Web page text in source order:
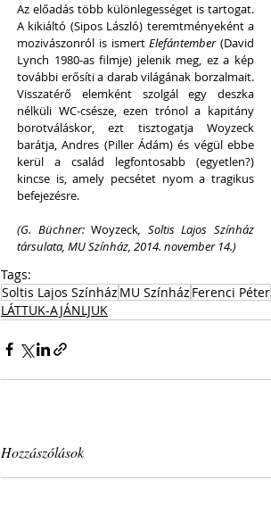
Az előadás több különlegességet is tartogat.
A kikiáltó (Sipos László) teremtményeként a
mozivászonról is ismert Elefántember (David
Lynch 1980-as filmje) jelenik meg, ez a kép
további erősíti a darab világának borzalmait.
Visszatérő elemként szolgál egy deszka
nélküli WC-csésze, ezen trónol a kapitány
borotváláskor, ezt tisztogatja Woyzeck
barátja, Andres (Piller Ádám) és végül ebbe
kerül a család legfontosabb (egyetlen?)
kincse is, amely pecsétet nyom a tragikus
befejezésre.
(G. Büchner: Woyzeck, Soltis Lajos Színház
társulata, MU Színház, 2014. november 14.)
Tags:
Soltis Lajos Színház MU Színház Ferenci Péter
LÁTTUK-AJÁNLJUK
Hozzászólások